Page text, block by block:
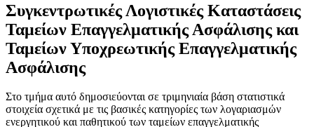
Συγκεντρωτικές Λογιστικές Καταστάσεις
Ταμείων Επαγγελματικής Ασφάλισης και
Ταμείων Υποχρεωτικής Επαγγελματικής
Ασφάλισης
Στο τμήμα αυτό δημοσιεύονται σε τριμηνιαία βάση στατιστικά
στοιχεία σχετικά με τις βασικές κατηγορίες των λογαριασμών
ενεργητικού και παθητικού των ταμείων επαγγελματικής